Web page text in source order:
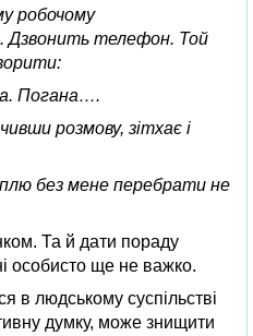
робочому
Дзвонить телефон. Той
Погана….
розмову, зітхає і
без мене перебрати не
Та й дати пораду
особисто ще не важко.
в людському суспільстві
думку, може знищити